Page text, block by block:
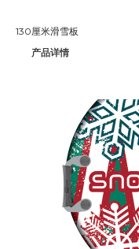
130厘米滑雪板
产品详情